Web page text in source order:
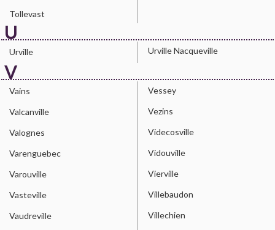
Tollevast
U
Urville Urville Nacqueville
V
Vains
Valcanville
Valognes
Varenguebec
Varouville
Vasteville
Vaudreville
Vessey
Vezins
Videcosville
Vidouville
Vierville
Villebaudon
Villechien